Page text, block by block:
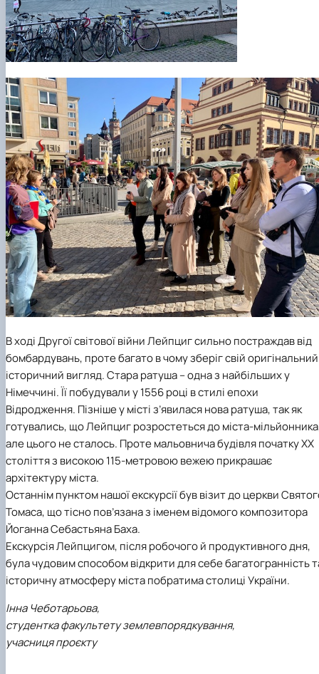
В ході Другої світової війни Лейпциг сильно постраждав від
бомбардувань, проте багато в чому зберіг свій оригінальний
історичний вигляд. Стара ратуша – одна з найбільших у
Німеччині. Її побудували у 1556 році в стилі епохи
Відродження. Пізніше у місті з’явилася нова ратуша, так як
готувались, що Лейпциг розростеться до міста-
але цього не сталось. Проте мальовнича будівля початку ХХ
століття з високою 115-метровою вежею прикрашає
архітектуру міста.
Останнім пунктом нашої екскурсії був візит до церкви
Томаса, що тісно пов’язана з іменем відомого композитора
Йоганна Себастьяна Баха.
Екскурсія Лейпцигом, після робочого й продуктивного дня,
була чудовим способом відкрити для себе багатогранність
історичну атмосферу міста побратима столиці України.
Інна Чеботарьова,
студентка факультету землевпорядкування,
учасниця проєкту